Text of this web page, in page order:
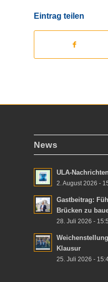
Eintrag teilen
News
ULA-
2. August 2026 -
Gastbeitrag:
Brücken zu
28. Juli 2026 -
Klausur
25. Juli 2026 -